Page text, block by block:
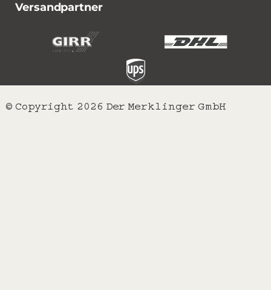
Versandpartner
© Copyright 2026 Der Merklinger GmbH